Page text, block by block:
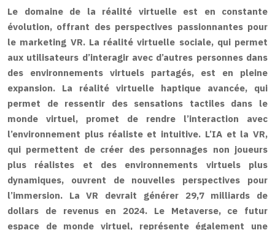
Le domaine de la réalité virtuelle est en constante
évolution, offrant des perspectives passionnantes pour
le marketing VR. La réalité virtuelle sociale, qui permet
aux utilisateurs d’interagir avec d’autres personnes dans
des environnements virtuels partagés, est en pleine
expansion. La réalité virtuelle haptique avancée, qui
permet de ressentir des sensations tactiles dans le
monde virtuel, promet de rendre l’interaction avec
l’environnement plus réaliste et intuitive. L’IA et la VR,
qui permettent de créer des personnages non joueurs
plus réalistes et des environnements virtuels plus
dynamiques, ouvrent de nouvelles perspectives pour
l’immersion. La VR devrait générer 29,7 milliards de
dollars de revenus en 2024. Le Metaverse, ce futur
espace de monde virtuel, représente également une